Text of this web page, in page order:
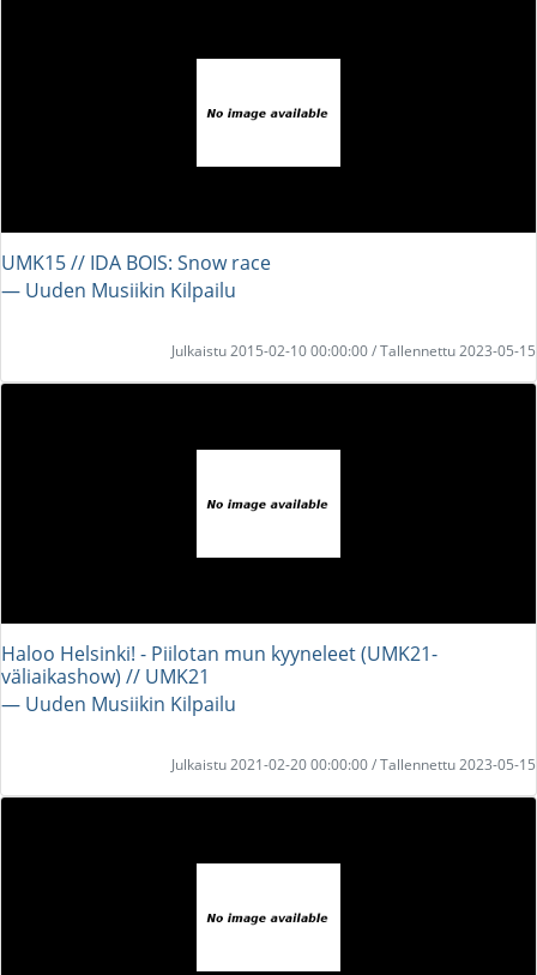
UMK15 // IDA BOIS: Snow race
― Uuden Musiikin Kilpailu
Julkaistu 2015-02-10 00:00:00 / Tallennettu 2023-05-15
Haloo Helsinki! - Piilotan mun kyyneleet (UMK21-
väliaikashow) // UMK21
― Uuden Musiikin Kilpailu
Julkaistu 2021-02-20 00:00:00 / Tallennettu 2023-05-15